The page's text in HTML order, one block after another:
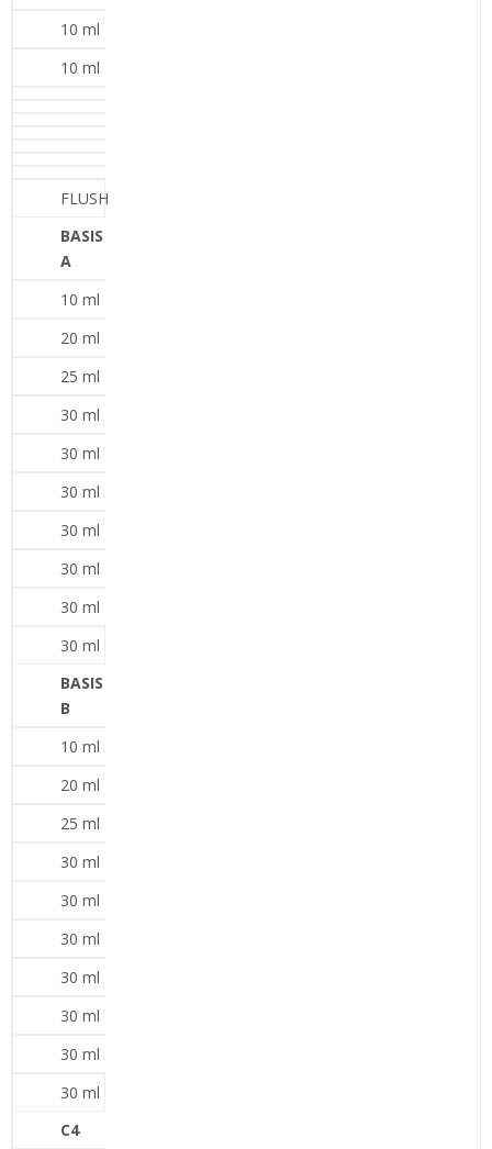
10 ml
10 ml
FLUSH
BASIS
A
10 ml
20 ml
25 ml
30 ml
30 ml
30 ml
30 ml
30 ml
30 ml
30 ml
BASIS
B
10 ml
20 ml
25 ml
30 ml
30 ml
30 ml
30 ml
30 ml
30 ml
30 ml
C4